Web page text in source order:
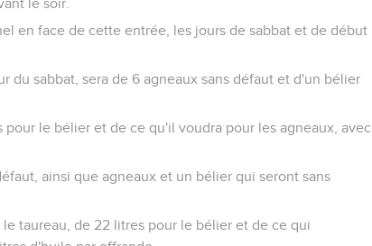
le soir.
en face de cette entrée, les jours de sabbat et de début
du sabbat, sera de 6 agneaux sans défaut et d'un bélier
le bélier et de ce qu'il voudra pour les agneaux, avec
ainsi que agneaux et un bélier qui seront sans
taureau, de 22 litres pour le bélier et de ce qui